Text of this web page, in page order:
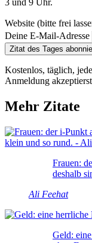
Website (bitte frei
Deine E-Mail-Adresse
Zitat des Tages
Kostenlos, täglich,
Anmeldung
Mehr Zitate
Frauen:
deshalb
Ali Feehat
Geld: